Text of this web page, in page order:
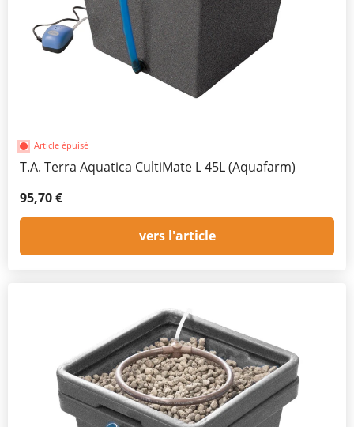
Article épuisé
T.A. Terra Aquatica CultiMate L 45L (Aquafarm)
95,70 €
vers l'article